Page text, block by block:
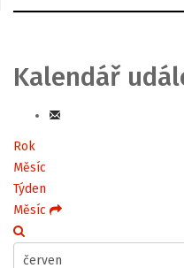
Kalendář
Rok
Měsíc
Týden
Měsíc